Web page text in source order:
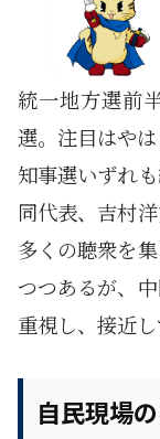
統一地方選前
選。注目はや
知事選いずれ
同代表、吉村
多くの聴衆を
つつあるが、
重視し、接近し
自民現場